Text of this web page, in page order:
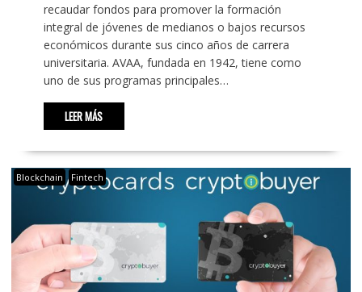
recaudar fondos para promover la formación
integral de jóvenes de medianos o bajos recursos
económicos durante sus cinco años de carrera
universitaria. AVAA, fundada en 1942, tiene como
uno de sus programas principales…
LEER MÁS
Blockchain Fintech